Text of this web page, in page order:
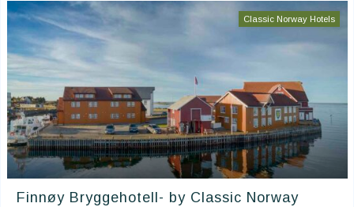
Classic Norway Hotels
Finnøy Bryggehotell- by Classic Norway